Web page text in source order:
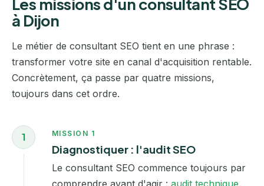
à Dijon
Le métier de consultant SEO tient en une phrase :
transformer votre site en canal d'acquisition rentable.
Concrètement, ça passe par quatre missions,
toujours dans cet ordre.
1 MISSION 1
Diagnostiquer : l'audit SEO
Le consultant SEO commence toujours par
comprendre avant d'agir : audit technique,